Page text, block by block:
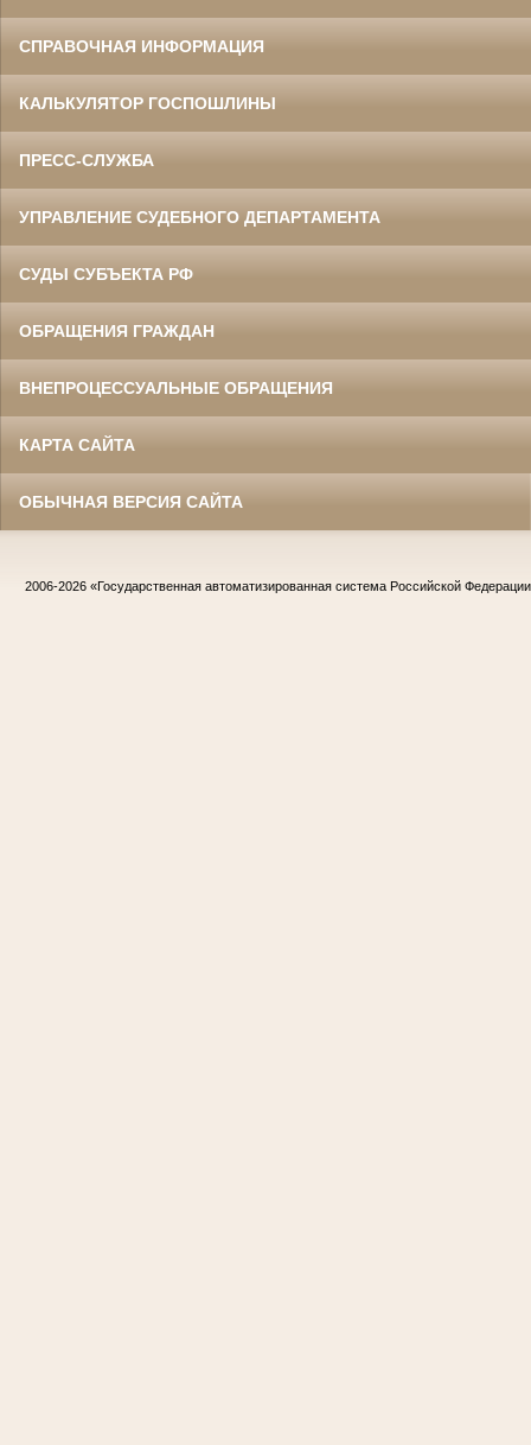
СПРАВОЧНАЯ ИНФОРМАЦИЯ
КАЛЬКУЛЯТОР ГОСПОШЛИНЫ
ПРЕСС-СЛУЖБА
УПРАВЛЕНИЕ СУДЕБНОГО ДЕПАРТАМЕНТА
СУДЫ СУБЪЕКТА РФ
ОБРАЩЕНИЯ ГРАЖДАН
ВНЕПРОЦЕССУАЛЬНЫЕ ОБРАЩЕНИЯ
КАРТА САЙТА
ОБЫЧНАЯ ВЕРСИЯ САЙТА
2006-2026 «Государственная автоматизированная система Российской